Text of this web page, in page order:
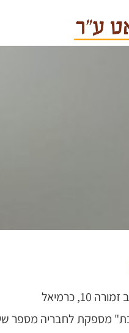
כרמיאל
מספקת לחבריה מספר